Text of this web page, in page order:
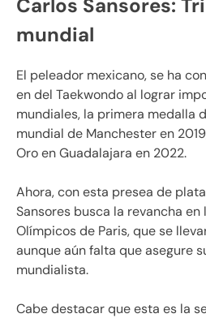
Carlos Sansores:
mundial
El peleador mexicano, se ha
en del Taekwondo al lograr
mundiales, la primera medalla
mundial de Manchester en
Oro en Guadalajara en 2022.
Ahora, con esta presea de
Sansores busca la revancha
Olímpicos de Paris, que se
aunque aún falta que asegure
mundialista.
Cabe destacar que esta es la